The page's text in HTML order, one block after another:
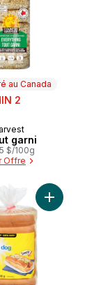
au Canada
2
Canada
garni
$/100g
Offre
carottes auAjouter